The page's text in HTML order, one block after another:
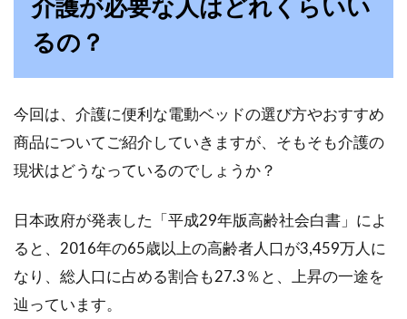
ラーボックスは、頑丈で使い勝手が良いためと
ベッドマットレスの買い替え時期っ
ていつ！？買い替えの目安
のですよね。とはいっても、買い替え時期はや
介護が必要な人はどれくらいい
るの？
今回は、介護に便利な電動ベッドの選び方やおすすめ
商品についてご紹介していきますが、そもそも介護の
現状はどうなっているのでしょうか？
日本政府が発表した「平成29年版高齢社会白書」によ
ると、2016年の65歳以上の高齢者人口が3,459万人に
なり、総人口に占める割合も27.3％と、上昇の一途を
辿っています。